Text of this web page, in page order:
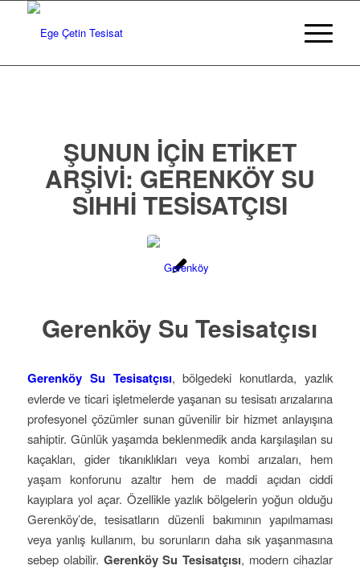
ŞUNUN IÇIN ETIKET
ARŞIVI: GERENKÖY SU
SIHHI TESISATÇISI
Gerenköy Su Tesisatçısı
Gerenköy Su Tesisatçısı, bölgedeki konutlarda, yazlık
evlerde ve ticari işletmelerde yaşanan su tesisatı arızalarına
profesyonel çözümler sunan güvenilir bir hizmet anlayışına
sahiptir. Günlük yaşamda beklenmedik anda karşılaşılan su
kaçakları, gider tıkanıklıkları veya kombi arızaları, hem
yaşam konforunu azaltır hem de maddi açıdan ciddi
kayıplara yol açar. Özellikle yazlık bölgelerin yoğun olduğu
Gerenköy’de, tesisatların düzenli bakımının yapılmaması
veya yanlış kullanım, bu sorunların daha sık yaşanmasına
sebep olabilir. Gerenköy Su Tesisatçısı, modern cihazlar